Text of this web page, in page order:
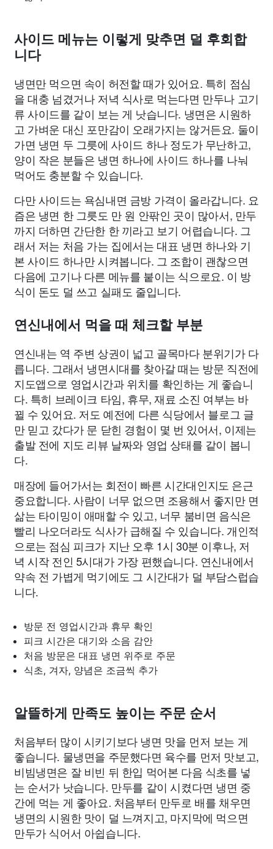
사이드 메뉴는 이렇게 맞추면 덜 후회합
니다
냉면만 먹으면 속이 허전할 때가 있어요. 특히 점심
을 대충 넘겼거나 저녁 식사로 먹는다면 만두나 고기
류 사이드를 같이 보는 게 낫습니다. 냉면은 시원하
고 가벼운 대신 포만감이 오래가지는 않거든요. 둘이
가면 냉면 두 그릇에 사이드 하나 정도가 무난하고,
양이 작은 분들은 냉면 하나에 사이드 하나를 나눠
먹어도 충분할 수 있습니다.
다만 사이드는 욕심내면 금방 가격이 올라갑니다. 요
즘은 냉면 한 그릇도 만 원 안팎인 곳이 많아서, 만두
까지 더하면 간단한 한 끼라고 보기 어렵습니다. 그
래서 저는 처음 가는 집에서는 대표 냉면 하나와 기
본 사이드 하나만 시켜봅니다. 그 조합이 괜찮으면
다음에 고기나 다른 메뉴를 붙이는 식으로요. 이 방
식이 돈도 덜 쓰고 실패도 줄입니다.
연신내에서 먹을 때 체크할 부분
연신내는 역 주변 상권이 넓고 골목마다 분위기가 다
릅니다. 그래서 냉면시대를 찾아갈 때는 방문 직전에
지도앱으로 영업시간과 위치를 확인하는 게 좋습니
다. 특히 브레이크 타임, 휴무, 재료 소진 여부는 바
뀔 수 있어요. 저도 예전에 다른 식당에서 블로그 글
만 믿고 갔다가 문 닫힌 경험이 몇 번 있어서, 이제는
출발 전에 지도 리뷰 날짜와 영업 상태를 같이 봅니
다.
매장에 들어가서는 회전이 빠른 시간대인지도 은근
중요합니다. 사람이 너무 없으면 조용해서 좋지만 면
삶는 타이밍이 애매할 수 있고, 너무 붐비면 음식은
빨리 나오더라도 식사가 급해질 수 있습니다. 개인적
으로는 점심 피크가 지난 오후 1시 30분 이후나, 저
녁 시작 전인 5시대가 가장 편했습니다. 연신내에서
약속 전 가볍게 먹기에도 그 시간대가 덜 부담스럽습
니다.
방문 전 영업시간과 휴무 확인
피크 시간은 대기와 소음 감안
처음 방문은 대표 냉면 위주로 주문
식초, 겨자, 양념은 조금씩 추가
알뜰하게 만족도 높이는 주문 순서
처음부터 많이 시키기보다 냉면 맛을 먼저 보는 게
좋습니다. 물냉면을 주문했다면 육수를 먼저 맛보고,
비빔냉면은 잘 비빈 뒤 한입 먹어본 다음 식초를 넣
는 순서가 낫습니다. 만두를 같이 시켰다면 냉면 중
간에 먹는 게 좋아요. 처음부터 만두로 배를 채우면
냉면의 시원한 맛이 덜 느껴지고, 마지막에 먹으면
만두가 식어서 아쉽습니다.